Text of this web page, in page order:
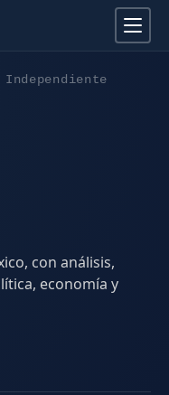
Independiente
con análisis,
economía y